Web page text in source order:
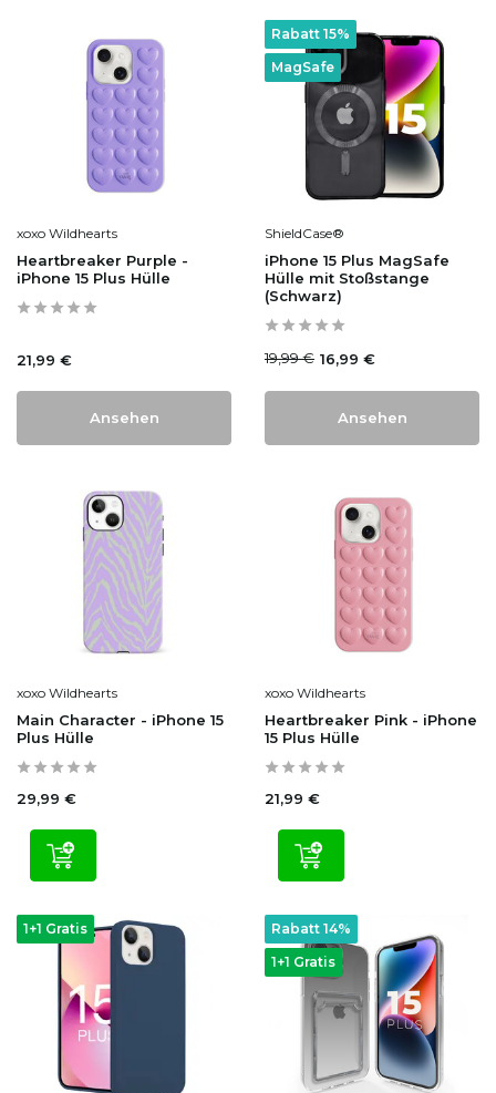
xoxo Wildhearts
Heartbreaker Purple -
iPhone 15 Plus Hülle
21,99 €
Ansehen
MagSafe
Rabatt 15%
ShieldCase®
iPhone 15 Plus MagSafe
Hülle mit Stoßstange
(Schwarz)
19,99 € 16,99 €
Ansehen
xoxo Wildhearts
Main Character - iPhone 15
Plus Hülle
29,99 €
xoxo Wildhearts
Heartbreaker Pink - iPhone
15 Plus Hülle
21,99 €
1+1 Gratis
1+1 Gratis
Rabatt 14%